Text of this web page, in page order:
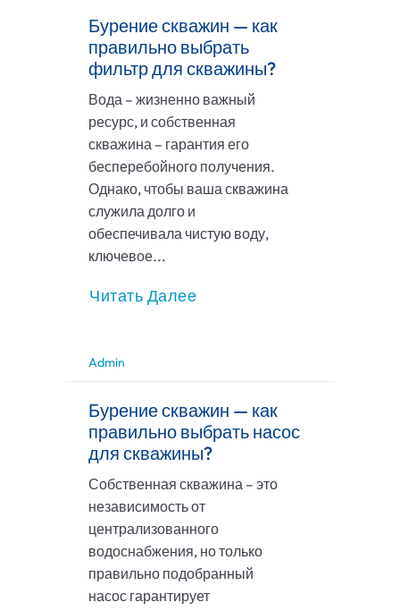
Бурение скважин — как
правильно выбрать
фильтр для скважины?
Вода – жизненно важный
ресурс, и собственная
скважина – гарантия его
бесперебойного получения.
Однако, чтобы ваша скважина
служила долго и
обеспечивала чистую воду,
ключевое...
Читать Далее
Admin
Бурение скважин — как
правильно выбрать насос
для скважины?
Собственная скважина – это
независимость от
централизованного
водоснабжения, но только
правильно подобранный
насос гарантирует